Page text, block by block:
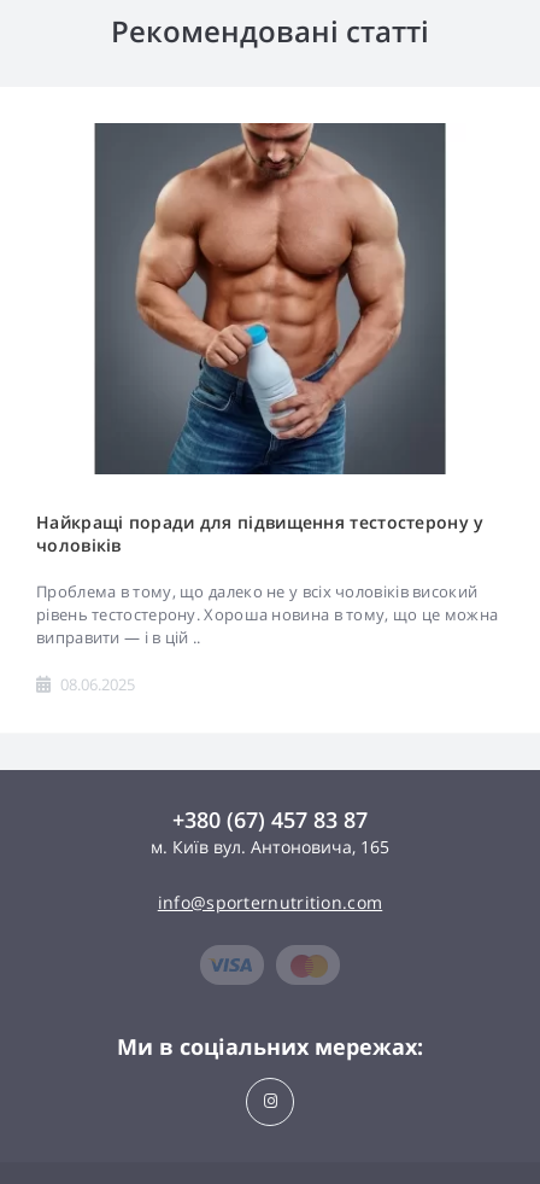
Рекомендовані статті
Найкращі поради для підвищення тестостерону у
чоловіків
Проблема в тому, що далеко не у всіх чоловіків високий
рівень тестостерону. Хороша новина в тому, що це можна
виправити — і в цій ..
08.06.2025
+380 (67) 457 83 87
м. Київ вул. Антоновича, 165
info@sporternutrition.com
Ми в соціальних мережах: